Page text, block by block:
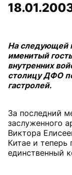
На следующей
именитый
внутренних
столицу ДФО
гастролей.
За последний
заслуженного
Виктора
Китае и теперь
единственный